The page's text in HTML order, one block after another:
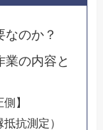
のか？
業の内容と
】
抗測定）